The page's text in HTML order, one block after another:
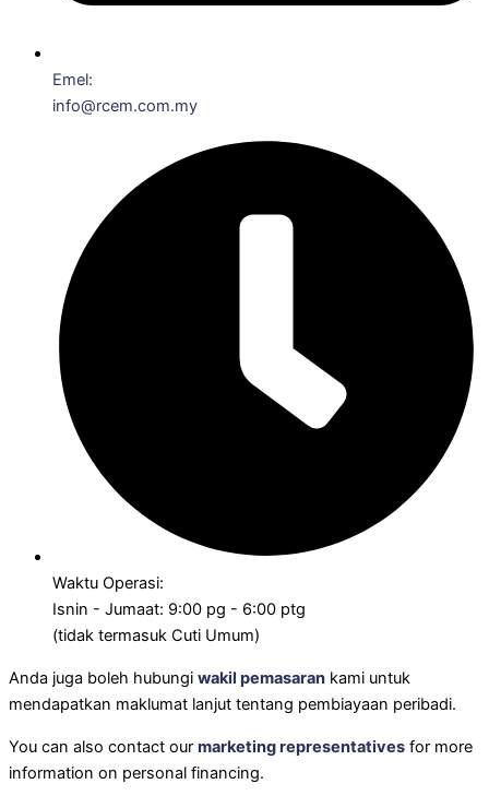
Emel:
info@rcem.com.my
Waktu Operasi:
Isnin - Jumaat: 9:00 pg - 6:00 ptg
(tidak termasuk Cuti Umum)
Anda juga boleh hubungi wakil pemasaran kami untuk
mendapatkan maklumat lanjut tentang pembiayaan peribadi.
You can also contact our marketing representatives for more
information on personal financing.